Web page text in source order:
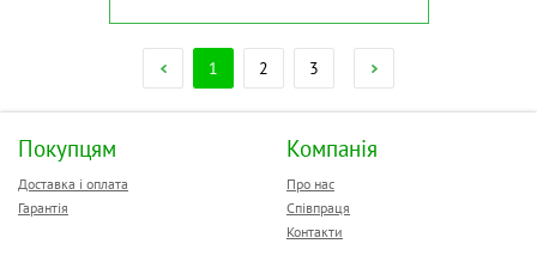
1 2 3
Покупцям
Доставка і оплата
Гарантія
Компанія
Про нас
Співпраця
Контакти